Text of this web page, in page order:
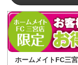
ホームメイトFC三